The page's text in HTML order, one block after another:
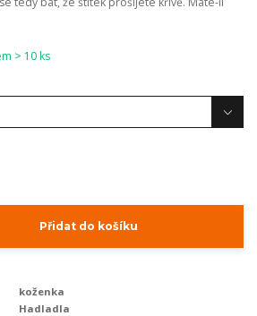
> 10 ks
Přidat do košíku
koženka
Hadladla